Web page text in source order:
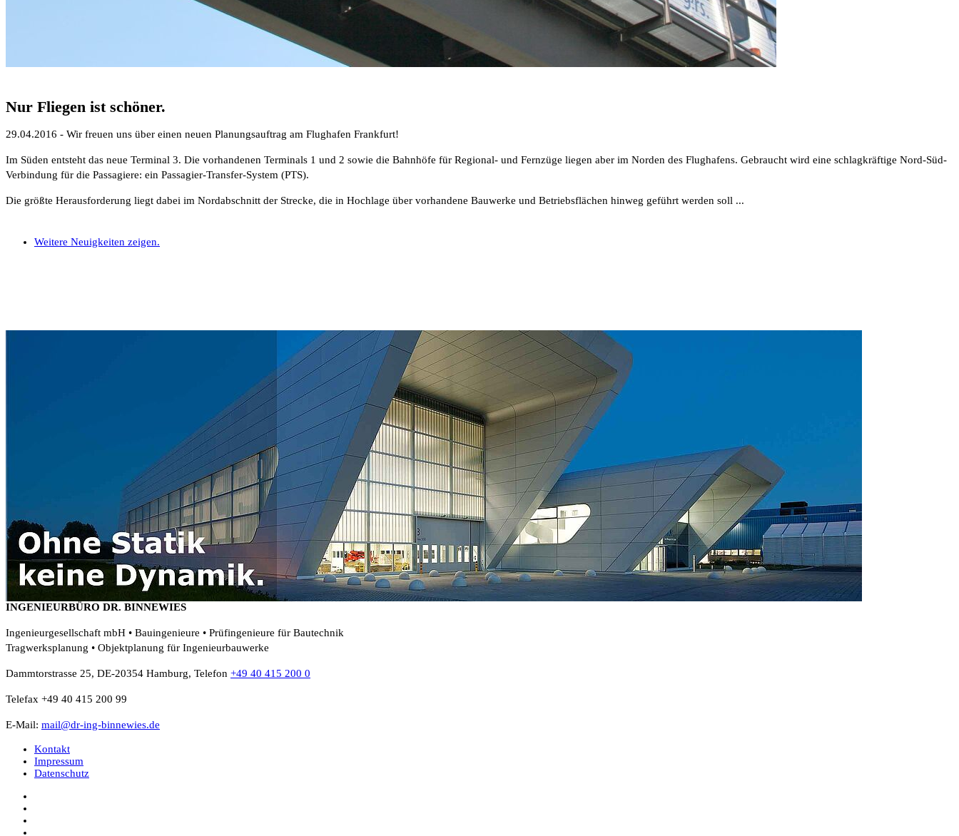
Nur Fliegen ist schöner.
29.04.2016 - Wir freuen uns über einen neuen Planungsauftrag am Flughafen Frankfurt!
Im Süden entsteht das neue Terminal 3. Die vorhandenen Terminals 1 und 2 sowie die Bahnhöfe für Regional- und Fernzüge liegen aber im Norden des Flughafens. Gebraucht wird eine schlagkräftige Nord-Süd-
Verbindung für die Passagiere: ein Passagier-Transfer-System (PTS).
Die größte Herausforderung liegt dabei im Nordabschnitt der Strecke, die in Hochlage über vorhandene Bauwerke und Betriebsflächen hinweg geführt werden soll ...
Weitere Neuigkeiten zeigen.
INGENIEURBÜRO DR. BINNEWIES
Ingenieurgesellschaft mbH • Bauingenieure • Prüfingenieure für Bautechnik
Tragwerksplanung • Objektplanung für Ingenieurbauwerke
Dammtorstrasse 25, DE-20354 Hamburg, Telefon +49 40 415 200 0
Telefax +49 40 415 200 99
E-Mail: mail@dr-ing-binnewies.de
Kontakt
Impressum
Datenschutz